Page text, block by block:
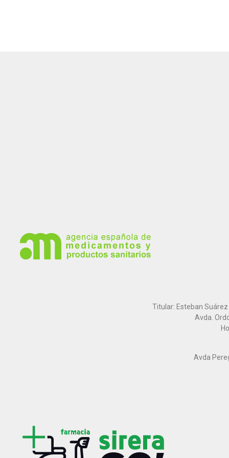
Titular: Esteban Suárez
Avda.
Avda